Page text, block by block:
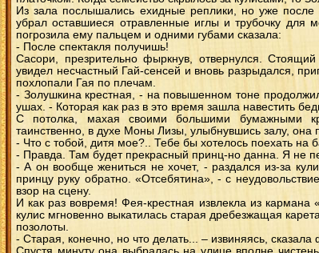
Из зала послышались ехидные реплики, но уже
убрал оставшиеся отравленные иглы и трубочку
погрозила ему пальцем и одними губами сказала:
- После спектакля получишь!
Сасори, презрительно фыркнув, отвернулся.
увидел несчастный Гай-сенсей и вновь разрыдался,
похлопали Гая по плечам.
- Золушкина крестная, - на повышенном тоне
ушах. - Которая как раз в это время зашла навестить
С потолка, махая своими большими бумажными
таинственно, в духе Моны Лизы, улыбнувшись залу,
- Что с тобой, дитя мое?.. Тебе бы хотелось поехать на
- Правда. Там будет прекрасный принц-но данна. Я не
- А он вообще жениться не хочет, - раздался из-за
принцу руку обратно. «Отсебятина», - с
взор на сцену.
И как раз вовремя! Фея-крестная извлекла из
кулис мгновенно выкатилась старая дребезжащая
позолоты.
- Старая, конечно, но что делать... – извиняясь, сказала